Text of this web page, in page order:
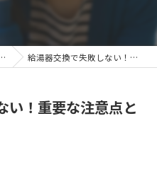
給湯器交換で失敗しない！重要な注意点と選び方ガイド
い！重要な注意点と